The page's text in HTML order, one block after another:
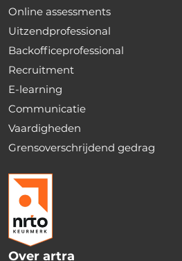
Online assessments
Uitzendprofessional
Backofficeprofessional
Recruitment
E-learning
Communicatie
Vaardigheden
Grensoverschrijdend gedrag
Over artra